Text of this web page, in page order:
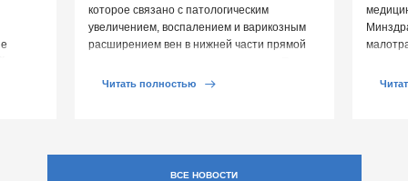
которое связано с патологическим
увеличением, воспалением и варикозным
расширением вен в нижней части прямой
обострении […]
Читать полностью
ВСЕ НОВОСТИ